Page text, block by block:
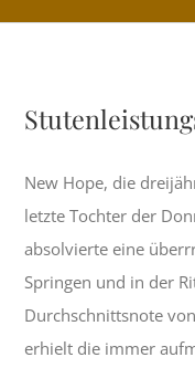
New Hope, die
letzte Tochter der
absolvierte eine
Springen und in der
Durchschnittsnote
erhielt die immer